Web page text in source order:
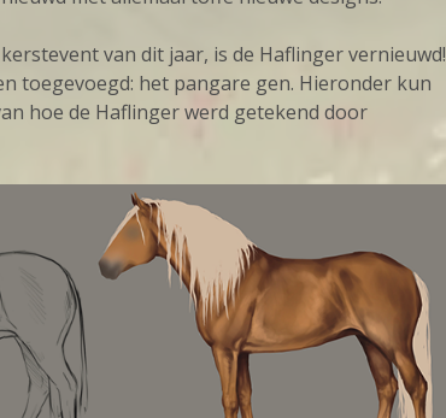
van dit jaar, is de Haflinger vernieuwd!
toegevoegd: het pangare gen. Hieronder kun
hoe de Haflinger werd getekend door